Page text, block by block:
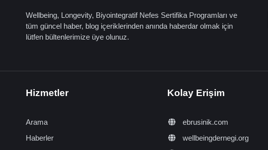
Wellbeing, Longevity, Biyointegratif Nefes Sertifika Programları ve
tüm güncel haber, blog içeriklerinden anında haberdar olmak için
lütfen bültenlerimize üye olunuz.
Hizmetler
Arama
Haberler
Kolay Erişim
ebrusinik.com
wellbeingdernegi.org